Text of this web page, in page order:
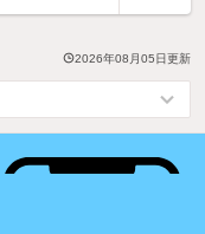
2026年08月05日更新